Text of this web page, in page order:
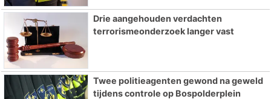
Drie aangehouden verdachten
terrorismeonderzoek langer vast
Twee politieagenten gewond na geweld
tijdens controle op Bospolderplein